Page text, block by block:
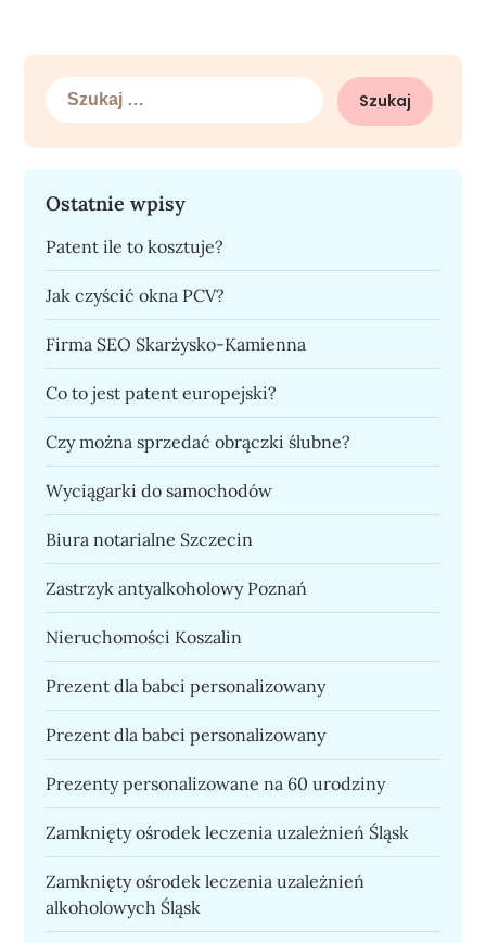
Szukaj:
Ostatnie wpisy
Patent ile to kosztuje?
Jak czyścić okna PCV?
Firma SEO Skarżysko-Kamienna
Co to jest patent europejski?
Czy można sprzedać obrączki ślubne?
Wyciągarki do samochodów
Biura notarialne Szczecin
Zastrzyk antyalkoholowy Poznań
Nieruchomości Koszalin
Prezent dla babci personalizowany
Prezent dla babci personalizowany
Prezenty personalizowane na 60 urodziny
Zamknięty ośrodek leczenia uzależnień Śląsk
Zamknięty ośrodek leczenia uzależnień
alkoholowych Śląsk